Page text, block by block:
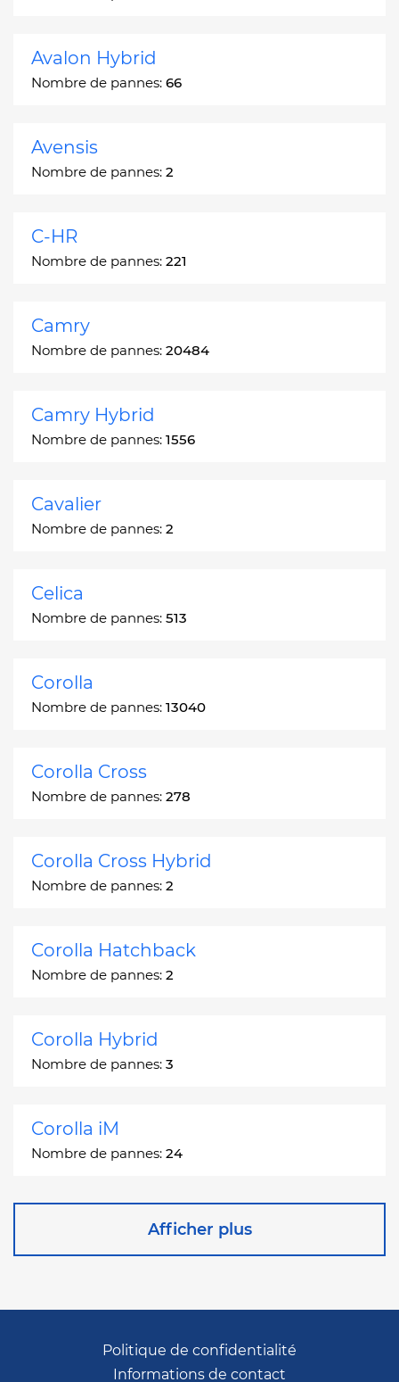
Avalon Hybrid
Nombre de pannes: 66
Avensis
Nombre de pannes: 2
C-HR
Nombre de pannes: 221
Camry
Nombre de pannes: 20484
Camry Hybrid
Nombre de pannes: 1556
Cavalier
Nombre de pannes: 2
Celica
Nombre de pannes: 513
Corolla
Nombre de pannes: 13040
Corolla Cross
Nombre de pannes: 278
Corolla Cross Hybrid
Nombre de pannes: 2
Corolla Hatchback
Nombre de pannes: 2
Corolla Hybrid
Nombre de pannes: 3
Corolla iM
Nombre de pannes: 24
Corona Station Wagon
Afficher plus
Politique de confidentialité
Informations de contact